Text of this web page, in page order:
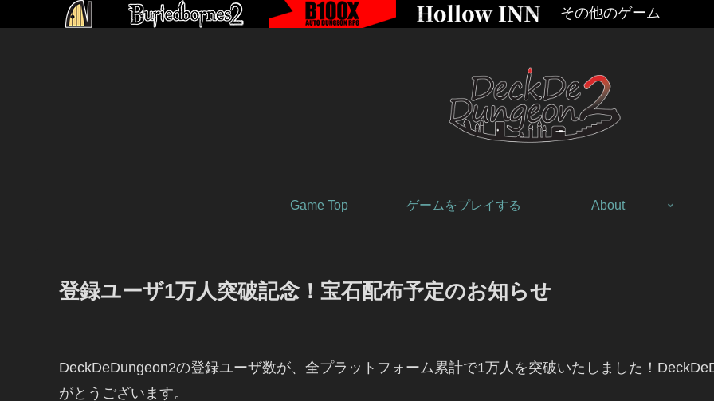
その他のゲーム
Game Top ゲームをプレイする About
登録ユーザ1万人突破記念！宝石配布予定のお知らせ
DeckDeDungeon2の登録ユーザ数が、全プラットフォーム累計で1万人を突破いたしました！
がとうございます。